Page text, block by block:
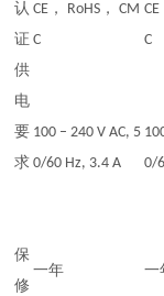
认
证
CE， RoHS， CM
C
C
供
电
要
求
100 – 240 V AC, 5
0/60 Hz, 3.4 A
0/
保
修
一年 一